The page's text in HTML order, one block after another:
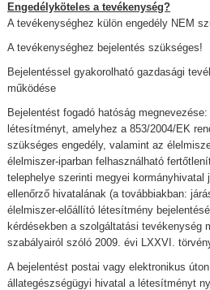
Engedélyköteles a tevékenység?
A tevékenységhez külön engedély NEM
A tevékenységhez bejelentés szükséges!
Bejelentéssel gyakorolható gazdasági
működése
Bejelentést fogadó hatóság
létesítményt, amelyhez a 853/2004/EK
szükséges engedély, valamint az
élelmiszer-iparban felhasználható
telephelye szerinti megyei
ellenőrző hivatalának (a továbbiakban:
élelmiszer-előállító létesítmény
kérdésekben a szolgáltatási tevékenység
szabályairól szóló 2009. évi LXXVI.
A bejelentést postai vagy elektronikus
állategészségügyi hivatal a létesítményt